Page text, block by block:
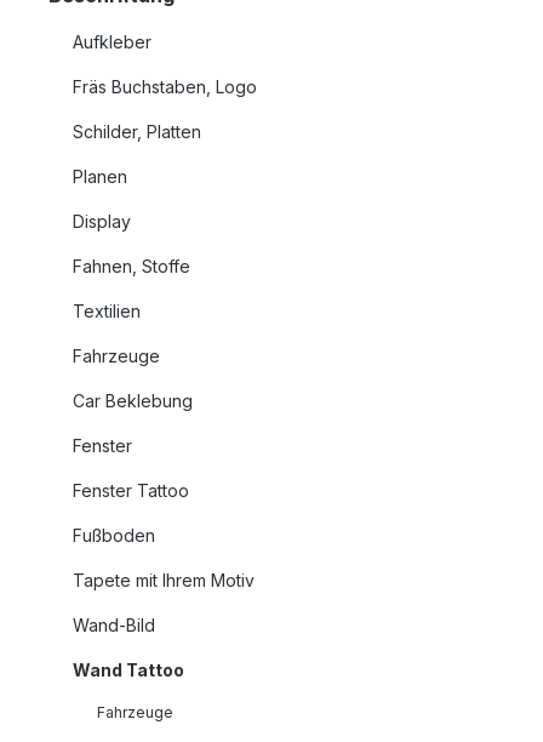
Aufkleber
Fräs Buchstaben, Logo
Schilder, Platten
Planen
Display
Fahnen, Stoffe
Textilien
Fahrzeuge
Car Beklebung
Fenster
Fenster Tattoo
Fußboden
Tapete mit Ihrem Motiv
Wand-Bild
Wand Tattoo
Fahrzeuge